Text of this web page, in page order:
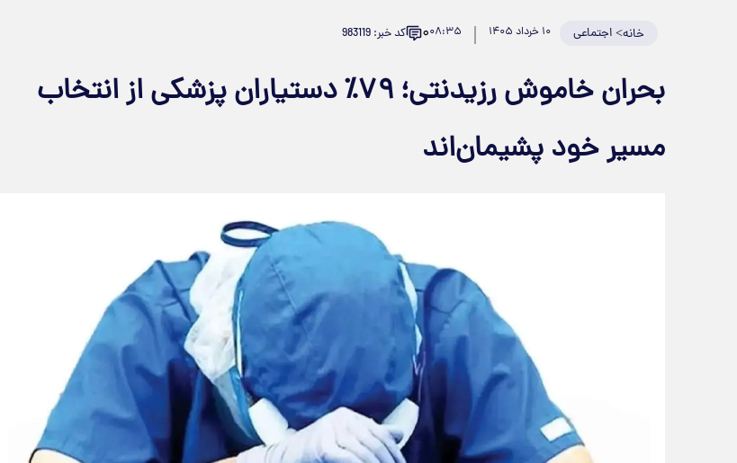
خانه>اجتماعی ۱۰ خرداد ۱۴۰۵ ۰۸:۳۵۰ کد خبر: 983119
بحران خاموش رزیدنتی؛ ۷۹٪ دستیاران پزشکی از انتخاب
مسیر خود پشیمان‌اند